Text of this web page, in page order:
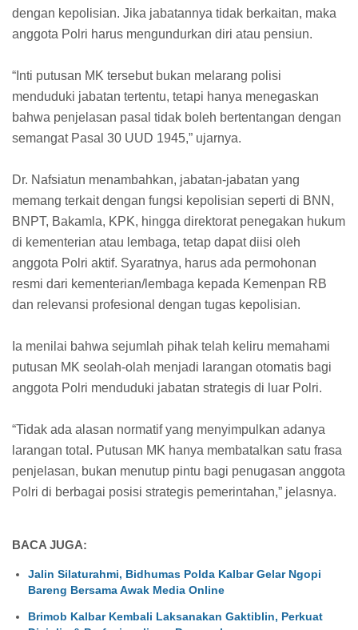
dengan kepolisian. Jika jabatannya tidak berkaitan, maka
anggota Polri harus mengundurkan diri atau pensiun.
“Inti putusan MK tersebut bukan melarang polisi
menduduki jabatan tertentu, tetapi hanya menegaskan
bahwa penjelasan pasal tidak boleh bertentangan dengan
semangat Pasal 30 UUD 1945,” ujarnya.
Dr. Nafsiatun menambahkan, jabatan-jabatan yang
memang terkait dengan fungsi kepolisian seperti di BNN,
BNPT, Bakamla, KPK, hingga direktorat penegakan hukum
di kementerian atau lembaga, tetap dapat diisi oleh
anggota Polri aktif. Syaratnya, harus ada permohonan
resmi dari kementerian/lembaga kepada Kemenpan RB
dan relevansi profesional dengan tugas kepolisian.
Ia menilai bahwa sejumlah pihak telah keliru memahami
putusan MK seolah-olah menjadi larangan otomatis bagi
anggota Polri menduduki jabatan strategis di luar Polri.
“Tidak ada alasan normatif yang menyimpulkan adanya
larangan total. Putusan MK hanya membatalkan satu frasa
penjelasan, bukan menutup pintu bagi penugasan anggota
Polri di berbagai posisi strategis pemerintahan,” jelasnya.
BACA JUGA:
Jalin Silaturahmi, Bidhumas Polda Kalbar Gelar Ngopi
Bareng Bersama Awak Media Online
Brimob Kalbar Kembali Laksanakan Gaktiblin, Perkuat